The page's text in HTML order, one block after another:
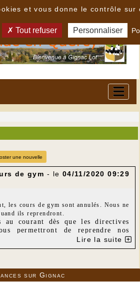
une nouvelle
de gym - le 04/11/2020 09:29
les cours de gym sont annulés. Nous ne
ils reprendront.
au courant dès que les directives
permettront de reprendre nos
qui avons la chance de vivre
Lire la suite
sur Gignac
et vous donne le contrôle sur
Tout refuser Personnaliser